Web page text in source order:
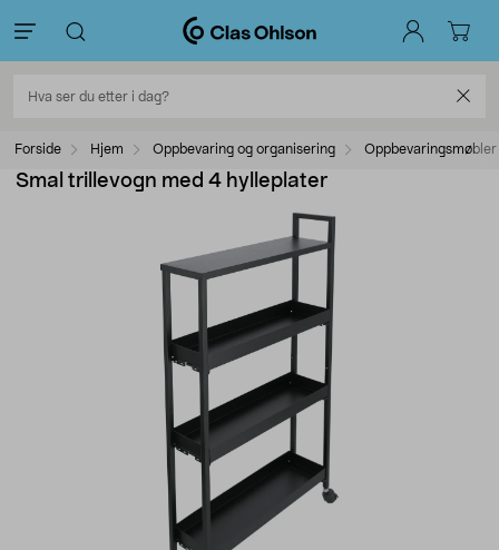
Forside Hjem Oppbevaring og organisering Oppbevaringsmøbler
Smal trillevogn med 4 hylleplater